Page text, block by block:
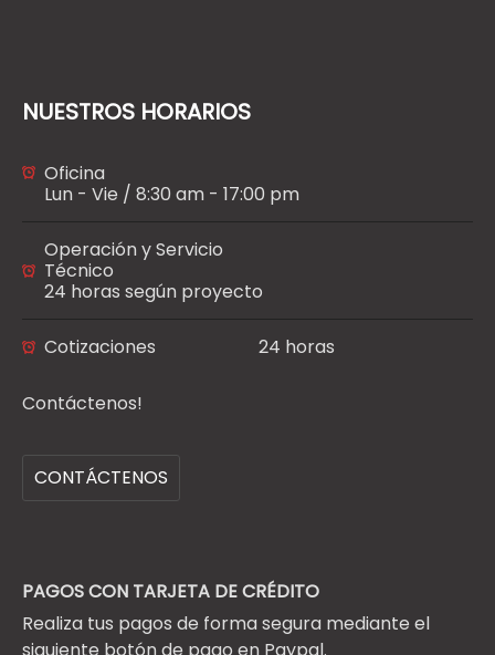
NUESTROS HORARIOS
Oficina
Lun - Vie / 8:30 am - 17:00 pm
Operación y Servicio
Técnico
24 horas según proyecto
Cotizaciones 24 horas
Contáctenos!
CONTÁCTENOS
PAGOS CON TARJETA DE CRÉDITO
Realiza tus pagos de forma segura mediante el
siguiente botón de pago en Paypal.